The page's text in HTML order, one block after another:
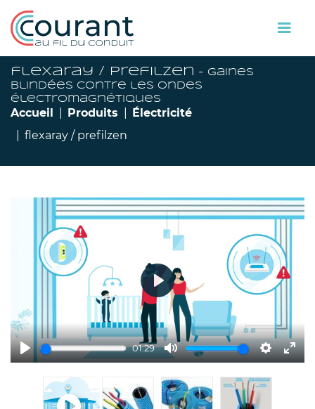
flexaray / prefilzen - gaines
blindées contre les ondes
électromagnétiques
Accueil Produits
Électricité
flexaray / prefilzen
Play
01:29
Mute Settings
Play